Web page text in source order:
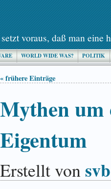
voraus, daß man eine
WORLD WIDE WAS? POLITIK
« frühere Einträge
Mythen um
Eigentum
Erstellt vonsvb